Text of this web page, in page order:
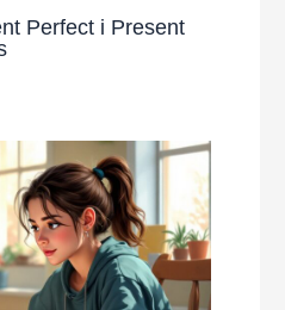
Perfect і Present